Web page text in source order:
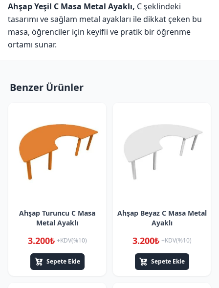
Ahşap Yeşil C Masa Metal Ayaklı, C şeklindeki
tasarımı ve sağlam metal ayakları ile dikkat çeken bu
masa, öğrenciler için keyifli ve pratik bir öğrenme
ortamı sunar.
Benzer Ürünler
Ahşap Turuncu C Masa
Metal Ayaklı
3.200₺ +KDV(%10)
Sepete Ekle
Ahşap Beyaz C Masa Metal
Ayaklı
3.200₺ +KDV(%10)
Sepete Ekle